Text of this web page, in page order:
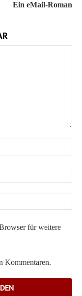
Ein eMail-Roman
für weitere
Kommentaren.